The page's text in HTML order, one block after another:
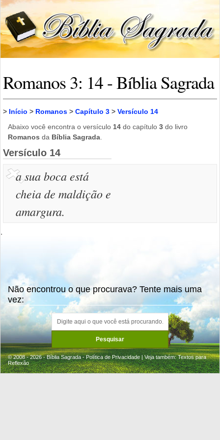
Romanos 3: 14 - Bíblia Sagrada
> Início > Romanos > Capítulo 3 > Versículo 14
Abaixo você encontra o versículo 14 do capítulo 3 do livro
Romanos da Bíblia Sagrada
Versículo 14
a sua boca está
cheia de maldição e
amargura.
.
Não encontrou o que procurava? Tente mais uma
vez:
© 2008 - 2026 - Bíblia Sagrada -Política de Privacidade | Veja também:Textos para
Reflexão